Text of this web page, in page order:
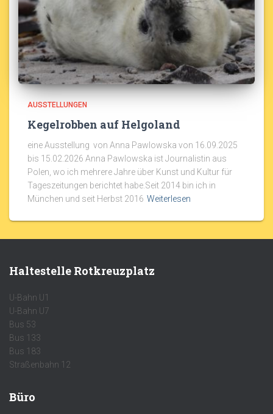
AUSSTELLUNGEN
Kegelrobben auf Helgoland
eine Ausstellung von Anna Pawlowska von 16.09.2025
bis 15.02.2026 Anna Pawlowska ist Journalistin aus
Polen, wo ich mehrere Jahre über Kunst und Kultur für
Tageszeitungen berichtet habe.Seit 2014 bin ich in
München und seit Herbst 2016 Weiterlesen
Haltestelle Rotkreuzplatz
U-Bahn U1
U-Bahn U7
Bus 53
Bus 133
Bus 183
Straßenbahn 12
Büro